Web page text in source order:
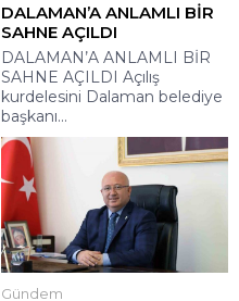
DALAMAN’A ANLAMLI BİR
SAHNE AÇILDI
DALAMAN’A ANLAMLI BİR
SAHNE AÇILDI Açılış
kurdelesini Dalaman belediye
başkanı...
Gündem